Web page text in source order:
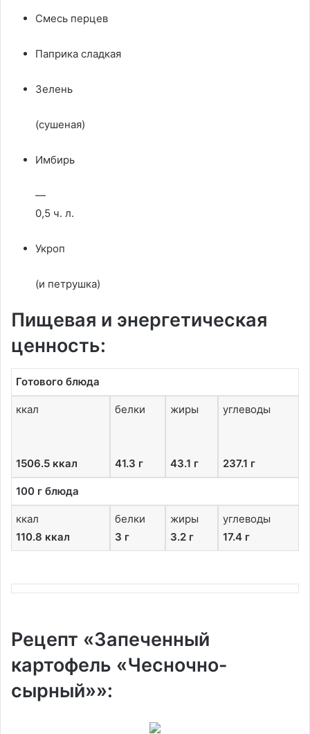
Смесь перцев
Паприка сладкая
Зелень
(сушеная)
Имбирь
—
0,5 ч. л.
Укроп
(и петрушка)
Пищевая и энергетическая
ценность:
Готового блюда
ккал
1506.5 ккал
белки
41.3 г
жиры
43.1 г
углеводы
237.1 г
100 г блюда
ккал
110.8 ккал
белки
3 г
жиры
3.2 г
углеводы
17.4 г
Рецепт «Запеченный
картофель «Чесночно-
сырный»»: